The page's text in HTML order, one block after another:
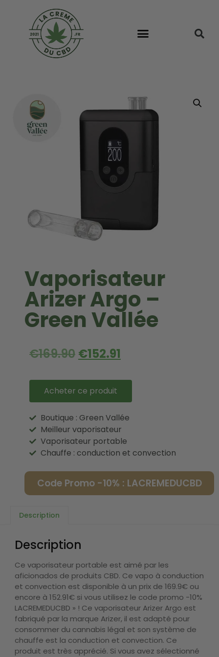
Vaporisateur
Arizer Argo –
Green Vallée
€169.90 €152.91
Acheter ce produit
Boutique : Green Vallée
Meilleur vaporisateur
Vaporisateur portable
Chauffe : conduction et convection
Code Promo -10% : LACREMEDUCBD
Description
Description
Ce vaporisateur portable est aimé par les
aficionados de produits CBD. Ce vapo à conduction
et convection est disponible à un prix de 169.9€ ou
encore à 152.91€ si vous utilisez le code promo -10%
LACREMEDUCBD » ! Ce vaporisateur Arizer Argo est
fabriqué par la marque Arizer, il est adapté pour
consommer du cannabis légal et son système de
chauffe est la conduction et convection. Ce
produit est très apprécié. Si vous avez sélectionné